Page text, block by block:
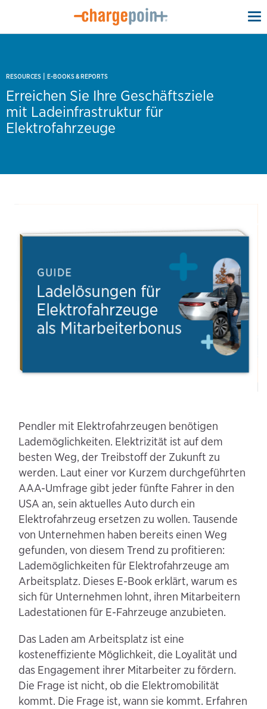
RESOURCES | E-BOOKS & REPORTS
Erreichen Sie Ihre Geschäftsziele
mit Ladeinfrastruktur für
Elektrofahrzeuge
Pendler mit Elektrofahrzeugen benötigen
Lademöglichkeiten. Elektrizität ist auf dem
besten Weg, der Treibstoff der Zukunft zu
werden. Laut einer vor Kurzem durchgeführten
AAA-Umfrage gibt jeder fünfte Fahrer in den
USA an, sein aktuelles Auto durch ein
Elektrofahrzeug ersetzen zu wollen. Tausende
von Unternehmen haben bereits einen Weg
gefunden, von diesem Trend zu profitieren:
Lademöglichkeiten für Elektrofahrzeuge am
Arbeitsplatz. Dieses E-Book erklärt, warum es
sich für Unternehmen lohnt, ihren Mitarbeitern
Ladestationen für E-Fahrzeuge anzubieten.
Das Laden am Arbeitsplatz ist eine
kosteneffiziente Möglichkeit, die Loyalität und
das Engagement ihrer Mitarbeiter zu fördern.
Die Frage ist nicht, ob die Elektromobilität
kommt. Die Frage ist, wann sie kommt. Erfahren